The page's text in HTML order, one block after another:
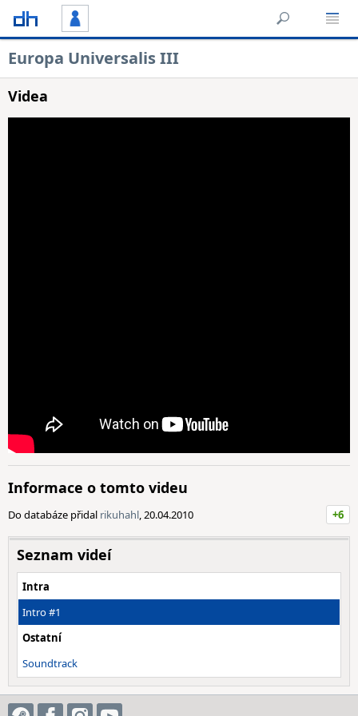
Europa Universalis III
Videa
Informace o tomto videu
Do databáze přidal rikuhahl, 20.04.2010 +6
Seznam videí
Intra
Intro #1
Ostatní
Soundtrack